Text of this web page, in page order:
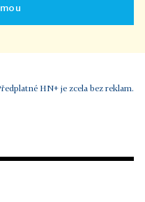
HN+ je zcela bez reklam.